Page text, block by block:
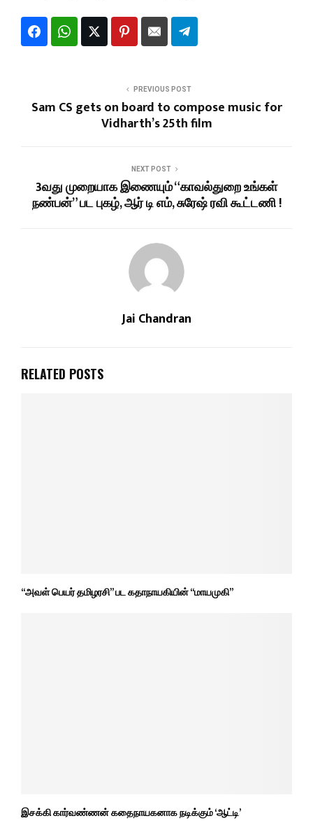
PREVIOUS POST
Sam CS gets on board to compose music for
Vidharth’s 25th film
NEXT POST
3வது முறையாக இணையும் “காவல்துறை உங்கள்
நண்பன்” பட புகழ், ஆர் டி எம், சுரேஷ் ரவி கூட்டணி !
Jai Chandran
RELATED POSTS
“அவள் பெயர் தமிழரசி” பட கதாநாயகியின் “மாயமுகி”
இசக்கி கார்வண்ணன் கதைநாயகனாக நடிக்கும் ‘ஆட்டி’